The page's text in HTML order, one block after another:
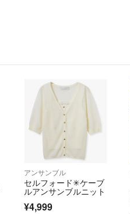
アンサンブル
セルフォード✳︎ケーブ
ルアンサンブルニット
¥4,999